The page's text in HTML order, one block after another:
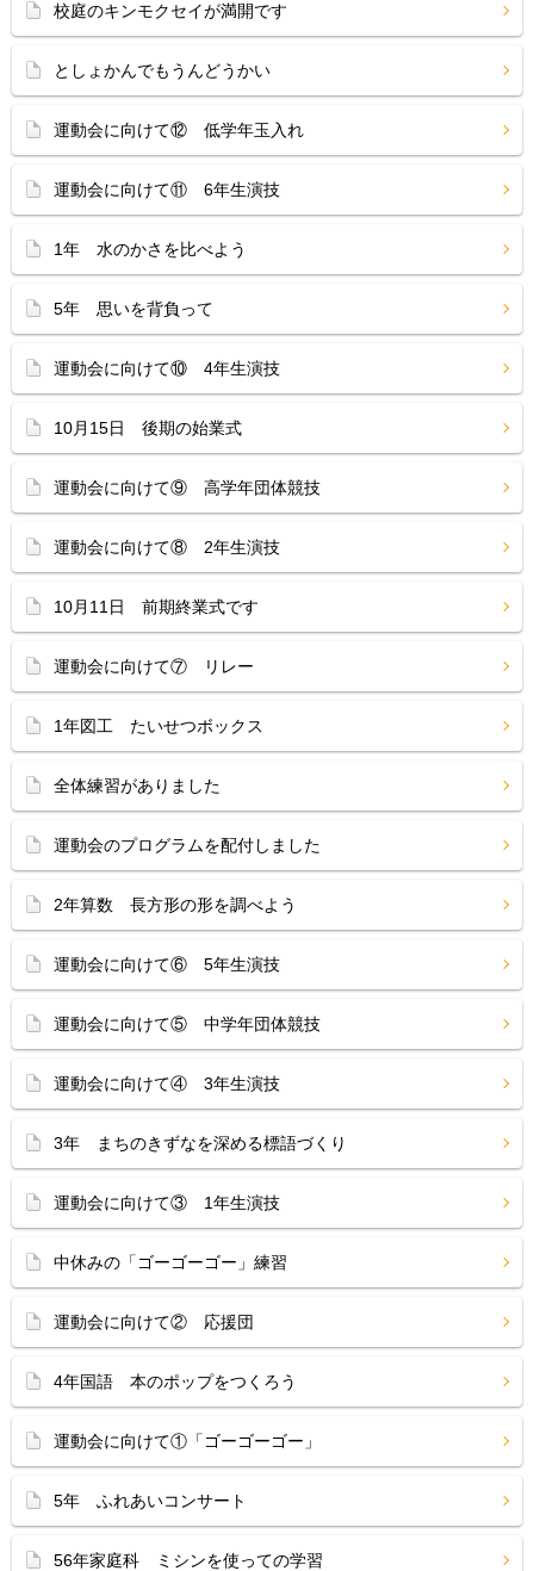
校庭のキンモクセイが満開です
としょかんでもうんどうかい
運動会に向けて⑫ 低学年玉入れ
運動会に向けて⑪ 6年生演技
1年 水のかさを比べよう
5年 思いを背負って
運動会に向けて⑩ 4年生演技
10月15日 後期の始業式
運動会に向けて⑨ 高学年団体競技
運動会に向けて⑧ 2年生演技
10月11日 前期終業式です
運動会に向けて⑦ リレー
1年図工 たいせつボックス
全体練習がありました
運動会のプログラムを配付しました
2年算数 長方形の形を調べよう
運動会に向けて⑥ 5年生演技
運動会に向けて⑤ 中学年団体競技
運動会に向けて④ 3年生演技
3年 まちのきずなを深める標語づくり
運動会に向けて③ 1年生演技
中休みの「ゴーゴーゴー」練習
運動会に向けて② 応援団
4年国語 本のポップをつくろう
運動会に向けて①「ゴーゴーゴー」
5年 ふれあいコンサート
56年家庭科 ミシンを使っての学習